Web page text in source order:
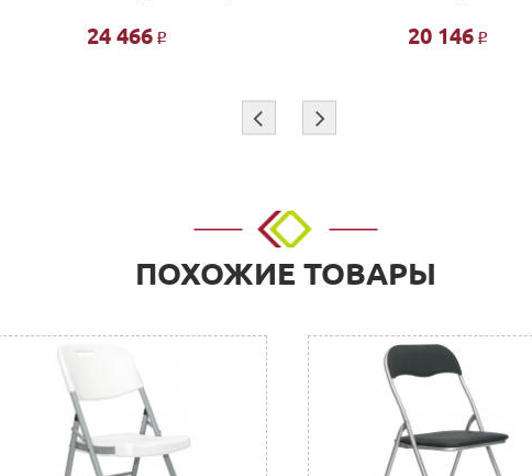
этажа при наличии исправного лифта 400 руб., подъем без
⇦
24 466 Р 20 146 Р
⇨
ПОХОЖИЕ ТОВАРЫ